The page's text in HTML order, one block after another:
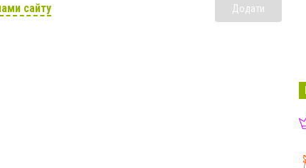
сайту Додати